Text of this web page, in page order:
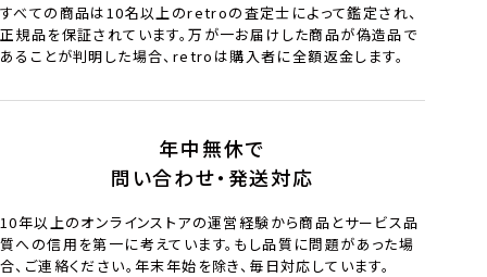
すべての商品は10名以上のretroの査定士によって鑑定され、
正規品を保証されています。万が一お届けした商品が偽造品で
あることが判明した場合、retroは購入者に全額返金します。
年中無休で
問い合わせ・発送対応
10年以上のオンラインストアの運営経験から商品とサービス品
質への信用を第一に考えています。もし品質に問題があった場
合、ご連絡ください。年末年始を除き、毎日対応しています。